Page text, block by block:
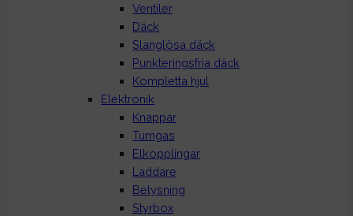
Ventiler
Däck
Slanglösa däck
Punkteringsfria däck
Kompletta hjul
Elektronik
Knappar
Tumgas
Elkopplingar
Laddare
Belysning
Styrbox